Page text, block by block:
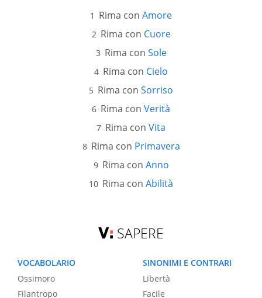
Rima con Amore
Rima con Cuore
Rima con Sole
Rima con Cielo
Rima con Sorriso
Rima con Verità
Rima con Vita
Rima con Primavera
Rima con Anno
Rima con Abilità
SAPERE
VOCABOLARIO
Ossimoro
Filantropo
SINONIMI E CONTRARI
Libertà
Facile